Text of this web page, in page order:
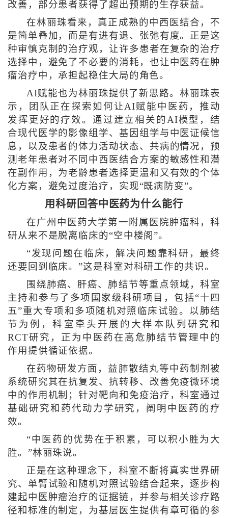
改善，部分患者获得了超出预期的生存获益。
在林丽珠看来，真正成熟的中西医结合，不
是简单叠加，而是有进有退、张弛有度。正是这
种审慎克制的治疗观，让许多患者在复杂的治疗
选择中，避免了不必要的消耗，也让中医药在肿
瘤治疗中，承担起稳住大局的角色。
AI赋能也为林丽珠提供了新思路。林丽珠表
示，团队正在探索如何让AI赋能中医药，推动
发挥更好的疗效。通过建立相关的AI模型，结
合现代医学的影像组学、基因组学与中医证候信
息，以及患者的体力活动状态、共病的情况，预
测老年患者对不同中西医结合方案的敏感性和潜
在副作用，为老龄患者选择更温和又有效的个体
化方案，避免过度治疗，实现“既病防变”。
用科研回答中医药为什么能行
在广州中医药大学第一附属医院肿瘤科，科
研从来不是脱离临床的“空中楼阁”。
“发现问题在临床，解决问题靠科研，最终
还要回到临床。”这是科室对科研工作的共识。
围绕肺癌、肝癌、肺结节等重点领域，科室
主持和参与了多项国家级科研项目，包括“十四
五”重大专项和多项随机对照临床试验。以肺结
节为例，科室牵头开展的大样本队列研究和
RCT研究，正为中医药在高危肺结节管理中的
作用提供循证依据。
在药物研发方面，益肺散结丸等中药制剂被
系统研究其在抗复发、抗转移、改善免疫微环境
中的作用机制；针对靶向和免疫治疗，科室通过
基础研究和药代动力学研究，阐明中医药的疗
效。
“中医药的优势在于积累，可以积小胜为大
胜。”林丽珠说。
正是在这种理念下，科室不断将真实世界研
究、单臂试验和随机对照试验结合起来，逐步构
建起中医肿瘤治疗的证据链，并参与相关诊疗路
径和标准的制定，为基层医生提供有章可循的参